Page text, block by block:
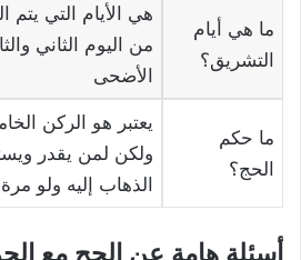
ما هي أيام
التشريق؟
هي الأيام التي يتم
من اليوم الثاني
الأضحى
ما حكم
الحج؟
يعتبر هو الركن
ولكن لمن يقدر
الذهاب إليه ولو
أسئلة هامة عن الحج مع